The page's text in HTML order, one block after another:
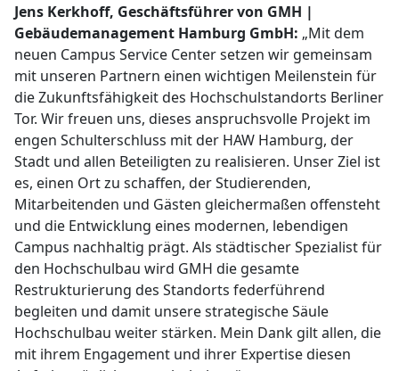
Jens Kerkhoff, Geschäftsführer von GMH |
Gebäudemanagement Hamburg GmbH: „Mit dem
neuen Campus Service Center setzen wir gemeinsam
mit unseren Partnern einen wichtigen Meilenstein für
die Zukunftsfähigkeit des Hochschulstandorts Berliner
Tor. Wir freuen uns, dieses anspruchsvolle Projekt im
engen Schulterschluss mit der HAW Hamburg, der
Stadt und allen Beteiligten zu realisieren. Unser Ziel ist
es, einen Ort zu schaffen, der Studierenden,
Mitarbeitenden und Gästen gleichermaßen offensteht
und die Entwicklung eines modernen, lebendigen
Campus nachhaltig prägt. Als städtischer Spezialist für
den Hochschulbau wird GMH die gesamte
Restrukturierung des Standorts federführend
begleiten und damit unsere strategische Säule
Hochschulbau weiter stärken. Mein Dank gilt allen, die
mit ihrem Engagement und ihrer Expertise diesen